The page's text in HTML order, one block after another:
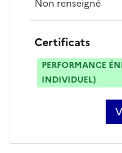
Certificats
PERFORMANCE
INDIVIDUEL)